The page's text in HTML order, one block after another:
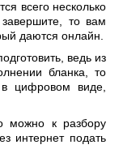
всего несколько
то вам
даются онлайн.
ведь из
бланка, то
цифровом виде,
можно к разбору
интернет подать